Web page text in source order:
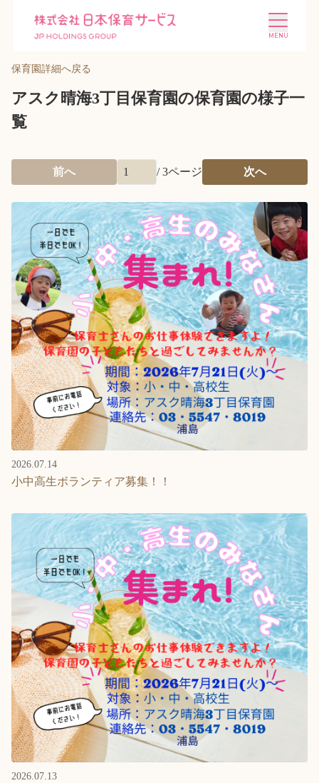
施設を探す 選ばれる理由
会社概要 ニュース
投資家情報 採用情報
English
ホーム
利用者の声
プライバシーポリシー
保育園詳細へ戻る
アスク晴海3丁目保育園の保育園の様子一
覧
前へ /3ページ 次へ
2026.07.14
小中高生ボランティア募集！！
2026.07.13